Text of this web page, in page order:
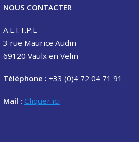
NOUS CONTACTER
A.E.I.T.P.E
3 rue Maurice Audin
69120 Vaulx en Velin
Téléphone : +33 (0)4 72 04 71 91
Mail : Cliquer ici